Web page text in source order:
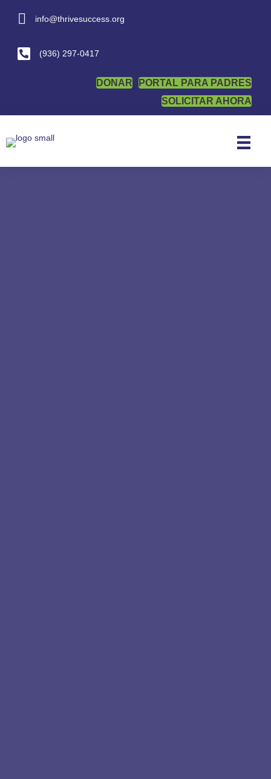
info@thrivesuccess.org
info@thrivesuccess.org
(936) 297-0417
DONAR
PORTAL PARA PADRES
SOLICITAR AHORA